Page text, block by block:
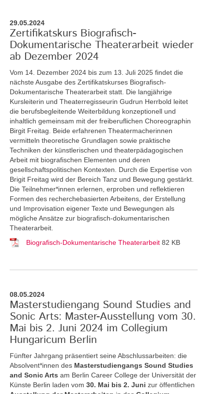
29.05.2024
Zertifikatskurs Biografisch-
Dokumentarische Theaterarbeit wieder
ab Dezember 2024
Vom 14. Dezember 2024 bis zum 13. Juli 2025 findet die
nächste Ausgabe des Zertifikatskurses Biografisch-
Dokumentarische Theaterarbeit statt. Die langjährige
Kursleiterin und Theaterregisseurin Gudrun Herrbold leitet
die berufsbegleitende Weiterbildung konzeptionell und
inhaltlich gemeinsam mit der freiberuflichen Choreographin
Birgit Freitag. Beide erfahrenen Theatermacherinnen
vermitteln theoretische Grundlagen sowie praktische
Techniken der künstlerischen und theaterpädagogischen
Arbeit mit biografischen Elementen und deren
gesellschaftspolitischen Kontexten. Durch die Expertise von
Brigit Freitag wird der Bereich Tanz und Bewegung gestärkt.
Die Teilnehmer*innen erlernen, erproben und reflektieren
Formen des recherchebasierten Arbeitens, der Erstellung
und Improvisation eigener Texte und Bewegungen als
mögliche Ansätze zur biografisch-dokumentarischen
Theaterarbeit.
Biografisch-Dokumentarische Theaterarbeit 82 KB
08.05.2024
Masterstudiengang Sound Studies and
Sonic Arts: Master-Ausstellung vom 30.
Mai bis 2. Juni 2024 im Collegium
Hungaricum Berlin
Fünfter Jahrgang präsentiert seine Abschlussarbeiten: die
Absolvent*innen des Masterstudiengangs Sound Studies
and Sonic Arts am Berlin Career College der Universität der
Künste Berlin laden vom 30. Mai bis 2. Juni zur öffentlichen